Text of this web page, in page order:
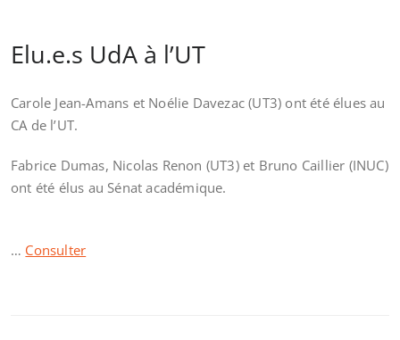
Elu.e.s UdA à l’UT
Carole Jean-Amans et Noélie Davezac (UT3) ont été élues au
CA de l’UT.
Fabrice Dumas, Nicolas Renon (UT3) et Bruno Caillier (INUC)
ont été élus au Sénat académique.
… Consulter